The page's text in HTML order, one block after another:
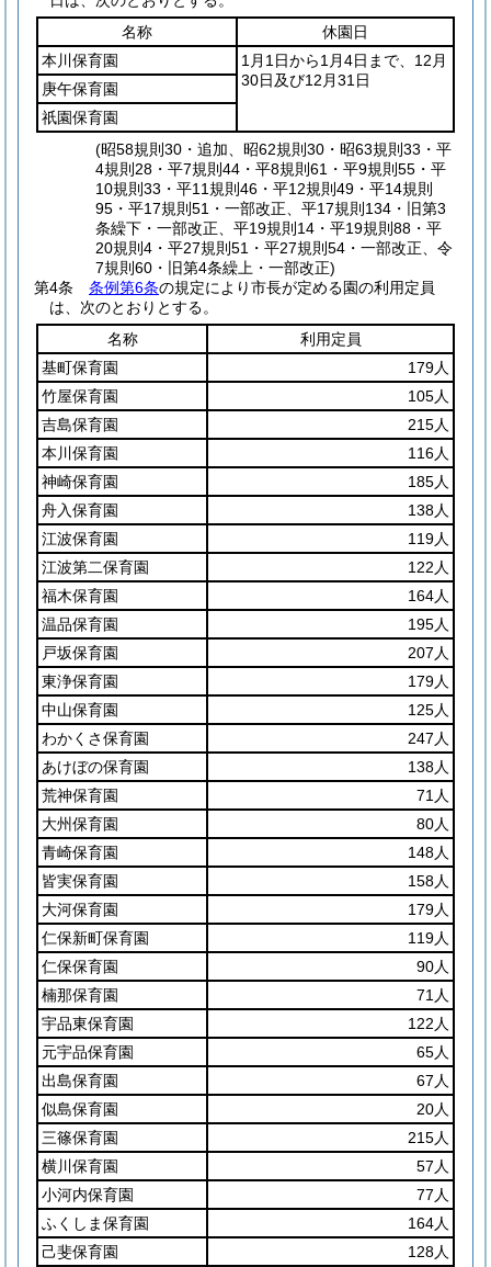
名称
休園日
本川保育園
1月1日から1月4日まで、12月
30日及び12月31日
庚午保育園
祇園保育園
(昭58規則30・追加、昭62規則30・昭63規則33・平
4規則28・平7規則44・平8規則61・平9規則55・平
10規則33・平11規則46・平12規則49・平14規則
95・平17規則51・一部改正、平17規則134・旧第3
条繰下・一部改正、平19規則14・平19規則88・平
20規則4・平27規則51・平27規則54・一部改正、令
7規則60・旧第4条繰上・一部改正)
第4条
条例第6条の規定により市長が定める園の利用定員
は、次のとおりとする。
名称
利用定員
基町保育園
179人
竹屋保育園
105人
吉島保育園
215人
本川保育園
116人
神崎保育園
185人
舟入保育園
138人
江波保育園
119人
江波第二保育園
122人
福木保育園
164人
温品保育園
195人
戸坂保育園
207人
東浄保育園
179人
中山保育園
125人
わかくさ保育園
247人
あけぼの保育園
138人
荒神保育園
71人
大州保育園
80人
青崎保育園
148人
皆実保育園
158人
大河保育園
179人
仁保新町保育園
119人
仁保保育園
90人
楠那保育園
71人
宇品東保育園
122人
元宇品保育園
65人
出島保育園
67人
似島保育園
20人
三篠保育園
215人
横川保育園
57人
小河内保育園
77人
ふくしま保育園
164人
己斐保育園
128人